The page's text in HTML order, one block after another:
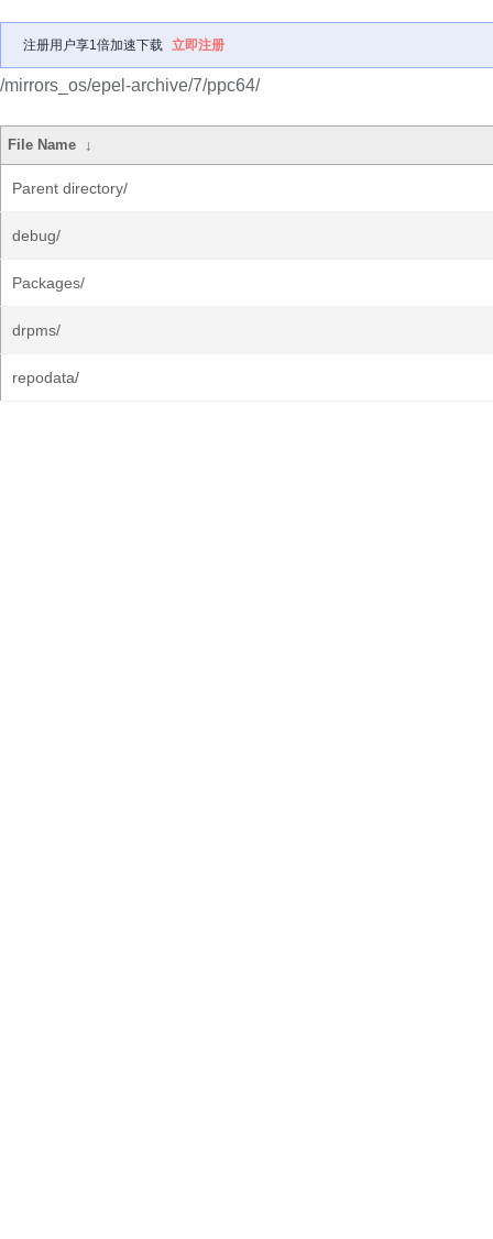
注册用户享1倍加速下载 立即注册
/mirrors_os/epel-archive/7/ppc64/
File Name ↓
Parent directory/
debug/
Packages/
drpms/
repodata/